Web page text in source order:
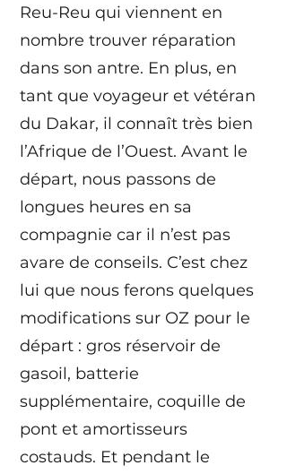
Reu-Reu qui viennent en
nombre trouver réparation
dans son antre. En plus, en
tant que voyageur et vétéran
du Dakar, il connaît très bien
l’Afrique de l’Ouest. Avant le
départ, nous passons de
longues heures en sa
compagnie car il n’est pas
avare de conseils. C’est chez
lui que nous ferons quelques
modifications sur OZ pour le
départ : gros réservoir de
gasoil, batterie
supplémentaire, coquille de
pont et amortisseurs
costauds. Et pendant le